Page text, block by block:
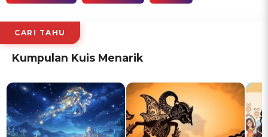
CARI TAHU
Kumpulan Kuis Menarik